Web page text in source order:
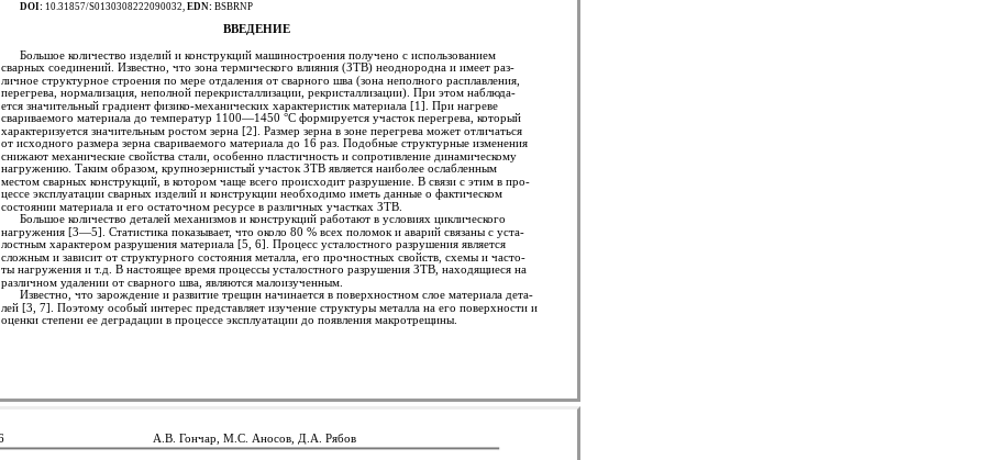
DOI: 10.31857/S0130308222090032, EDN: BSBRNP
ВВЕДЕНИЕ
Большое количество изделий и конструкций машиностроения получено с использованием
сварных соединений. Известно, что зона термического влияния (ЗТВ) неоднородна и имеет раз-
личное структурное строения по мере отдаления от сварного шва (зона неполного расплавления,
перегрева, нормализация, неполной перекристаллизации, рекристаллизации). При этом наблюда-
ется значительный градиент физико-механических характеристик материала [1]. При нагреве
свариваемого материала до температур 1100—1450 °С формируется участок перегрева, который
характеризуется значительным ростом зерна [2]. Размер зерна в зоне перегрева может отличаться
от исходного размера зерна свариваемого материала до 16 раз. Подобные структурные изменения
снижают механические свойства стали, особенно пластичность и сопротивление динамическому
нагружению. Таким образом, крупнозернистый участок ЗТВ является наиболее ослабленным
местом сварных конструкций, в котором чаще всего происходит разрушение. В связи с этим в про-
цессе эксплуатации сварных изделий и конструкции необходимо иметь данные о фактическом
состоянии материала и его остаточном ресурсе в различных участках ЗТВ.
Большое количество деталей механизмов и конструкций работают в условиях циклического
нагружения [3—5]. Статистика показывает, что около 80 % всех поломок и аварий связаны с уста-
лостным характером разрушения материала [5, 6]. Процесс усталостного разрушения является
сложным и зависит от структурного состояния металла, его прочностных свойств, схемы и часто-
ты нагружения и т.д. В настоящее время процессы усталостного разрушения ЗТВ, находящиеся на
различном удалении от сварного шва, являются малоизученным.
Известно, что зарождение и развитие трещин начинается в поверхностном слое материала дета-
лей [3, 7]. Поэтому особый интерес представляет изучение структуры металла на его поверхности и
оценки степени ее деградации в процессе эксплуатации до появления макротрещины.
А.В. Гончар, М.С. Аносов, Д.А. Рябов